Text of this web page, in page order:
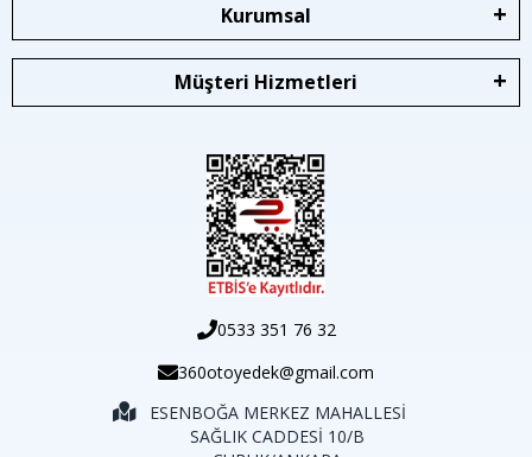
Kurumsal
Müşteri Hizmetleri
0533 351 76 32
360otoyedek@gmail.com
ESENBOĞA MERKEZ MAHALLESİ
SAĞLIK CADDESİ 10/B